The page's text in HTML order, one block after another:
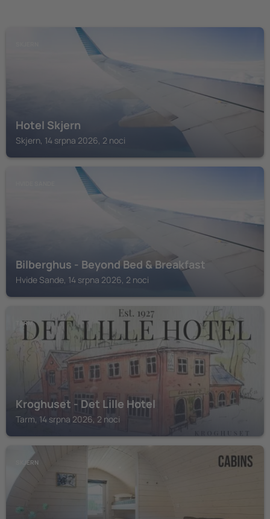
Hotel Skjern
Skjern, 14 srpna 2026, 2 noci
Bilberghus - Beyond Bed & Breakfast
Hvide Sande, 14 srpna 2026, 2 noci
TARM
Kroghuset - Det Lille Hotel
Tarm, 14 srpna 2026, 2 noci
SKJERN